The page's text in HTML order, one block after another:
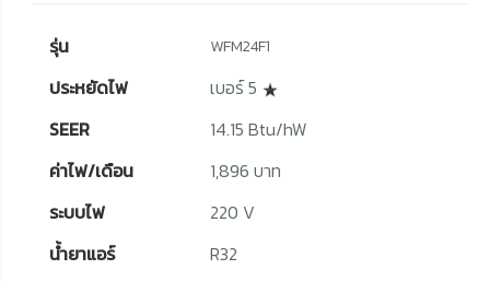
รุ่น WFM24F1
ประหยัดไฟ
เบอร์ 5
SEER
14.15 Btu/hW
ค่าไฟ/เดือน
1,896 บาท
ระบบไฟ
220 V
น้ำยาแอร์
R32